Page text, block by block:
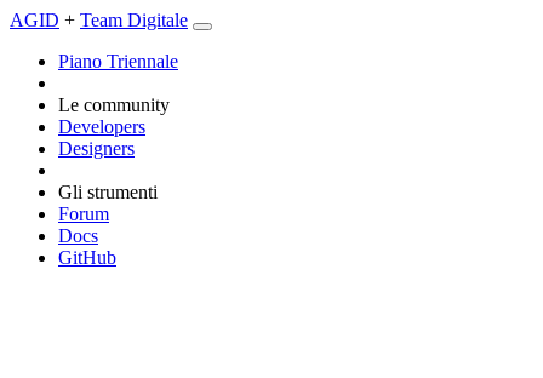
AGID + Team Digitale
Piano Triennale
Le community
Developers
Designers
Gli strumenti
Forum
Docs
GitHub